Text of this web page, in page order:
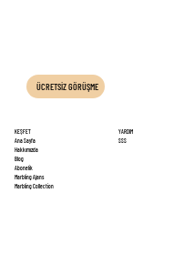
ÜCRETSİZ GÖRÜŞME
KEŞFET
Ana Sayfa
Hakkımızda
Blog
Abonelik
Marbling Ajans
Marbling Collection
YARDIM
SSS